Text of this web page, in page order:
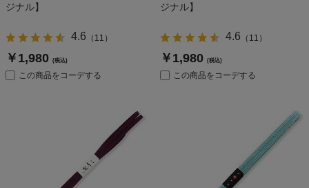
ジナル】
4.6 （ 11 ）
￥1,980 (税込)
この商品をコーデする
ジナル】
4.6 （ 11 ）
￥1,980 (税込)
この商品をコーデする